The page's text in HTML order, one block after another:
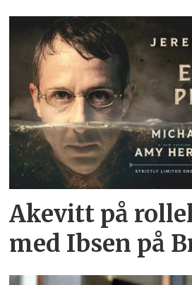
Akevitt på
med Ibsen på